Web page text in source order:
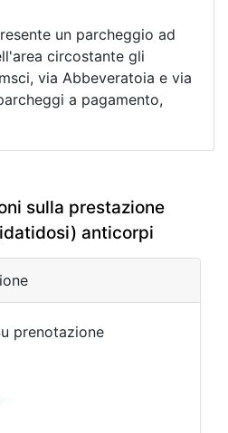
un parcheggio ad
circostante gli
via Abbeveratoia e via
a pagamento,
sulla prestazione
anticorpi
prenotazione